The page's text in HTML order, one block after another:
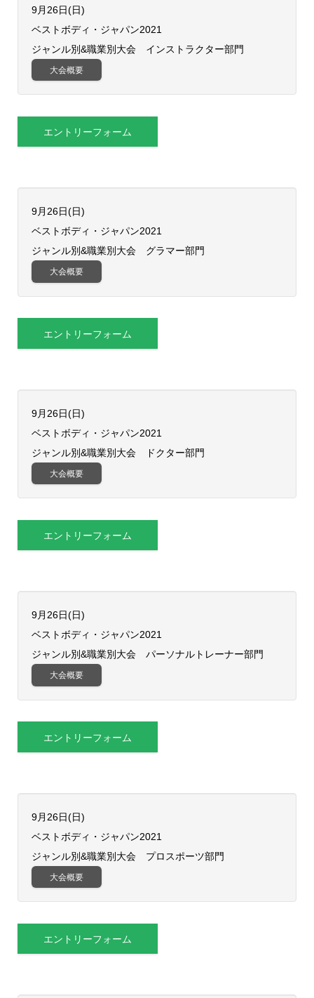
9月26日(日)
ベストボディ・ジャパン2021
ジャンル別&職業別大会 インストラクター部門
大会概要
エントリーフォーム
9月26日(日)
ベストボディ・ジャパン2021
ジャンル別&職業別大会 グラマー部門
大会概要
エントリーフォーム
9月26日(日)
ベストボディ・ジャパン2021
ジャンル別&職業別大会 ドクター部門
大会概要
エントリーフォーム
9月26日(日)
ベストボディ・ジャパン2021
ジャンル別&職業別大会 パーソナルトレーナー部門
大会概要
エントリーフォーム
9月26日(日)
ベストボディ・ジャパン2021
ジャンル別&職業別大会 プロスポーツ部門
大会概要
エントリーフォーム